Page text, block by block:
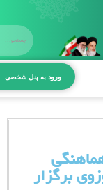
ورود به پنل شخصی
بخش‌های